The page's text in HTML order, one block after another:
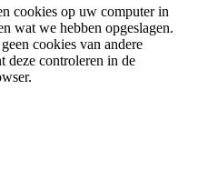
cookies op uw computer in
wat we hebben opgeslagen.
cookies van andere
deze controleren in de